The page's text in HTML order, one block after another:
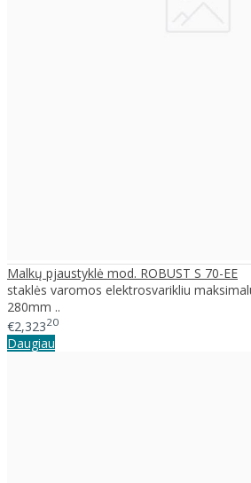
Malkų pjaustyklė mod. ROBUST S 70-EE
staklės varomos elektrosvarikliu
280mm ..
€2,32320
Daugiau